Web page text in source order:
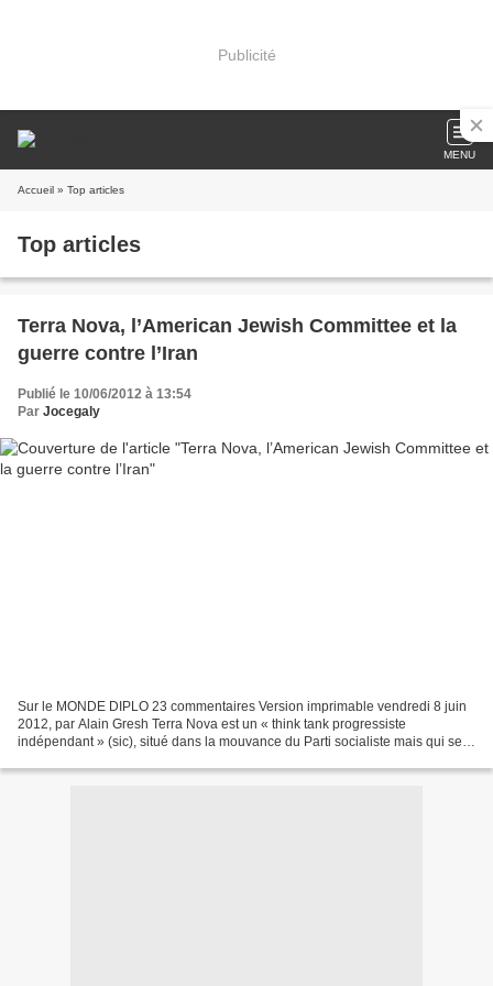
Publicité
MENU
Accueil » Top articles
Top articles
Terra Nova, l’American Jewish Committee et la
guerre contre l’Iran
Publié le 10/06/2012 à 13:54
Par Jocegaly
Sur le MONDE DIPLO 23 commentaires Version imprimable vendredi 8 juin
2012, par Alain Gresh Terra Nova est un « think tank progressiste
indépendant » (sic), situé dans la mouvance du Parti socialiste mais qui se